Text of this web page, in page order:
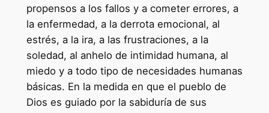
propensos a los fallos y a cometer errores, a
la enfermedad, a la derrota emocional, al
estrés, a la ira, a las frustraciones, a la
soledad, al anhelo de intimidad humana, al
miedo y a todo tipo de necesidades humanas
básicas. En la medida en que el pueblo de
Dios es guiado por la sabiduría de sus